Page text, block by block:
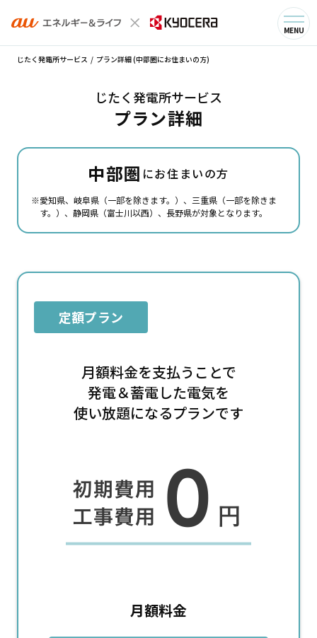
プラン・料金詳細 MENU
じたく発電所サービス プラン詳細 (中部圏にお住まいの方)
じたく発電所サービス
プラン詳細
中部圏 にお住まいの方
愛知県、岐阜県（一部を除きます。）、三重県（一部を除きま
す。）、静岡県（富士川以西）、長野県が対象となります。
定額プラン
月額料金を支払うことで
発電＆蓄電した電気を
使い放題になるプランです
月額料金